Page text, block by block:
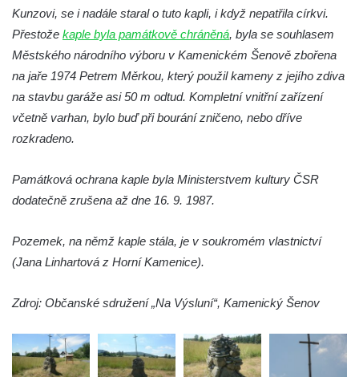
Boží muka u domu čp. 392 na rohu ulic Na
Hradčanech a Palackého v Roudnici nad
Labem
Kříž v centru Liběšic
Kříž na návsi v Chouči
Boží muka na rozcestí východně od Chouče
Kříž na návsi v Dobrčicích
Kříž u polní cesty severozápadně od Kozel
Pamětní kříž na Lovoši
Kříž na rozcestí u domu čp. 49 ve Svojkově
Kunzovi, se i nadále staral o tuto kapli, i když nepatřila církvi.
Přestože kaple byla památkově chráněná, byla se souhlasem
Městského národního výboru v Kamenickém Šenově zbořena
na jaře 1974 Petrem Měrkou, který použil kameny z jejího zdiva
na stavbu garáže asi 50 m odtud. Kompletní vnitřní zařízení
včetně varhan, bylo buď při bourání zničeno, nebo dříve
rozkradeno.
Památková ochrana kaple byla Ministerstvem kultury ČSR
dodatečně zrušena až dne 16. 9. 1987.
Pozemek, na němž kaple stála, je v soukromém vlastnictví
(Jana Linhartová z Horní Kamenice).
Zdroj: Občanské sdružení „Na Výsluní“, Kamenický Šenov